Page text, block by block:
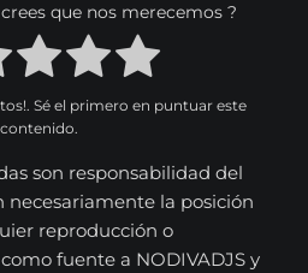
que nos merecemos ?
Sé el primero en puntuar este
contenido.
son responsabilidad del
necesariamente la posición
reproducción o
fuente a NODIVADJS y